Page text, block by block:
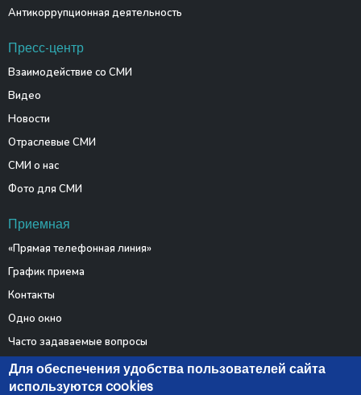
Антикоррупционная деятельность
Пресс-центр
Взаимодействие со СМИ
Видео
Новости
Отраслевые СМИ
СМИ о нас
Фото для СМИ
Приемная
«Прямая телефонная линия»
График приема
Контакты
Одно окно
Часто задаваемые вопросы
Электронные обращения
Для обеспечения удобства пользователей сайта
используются cookies